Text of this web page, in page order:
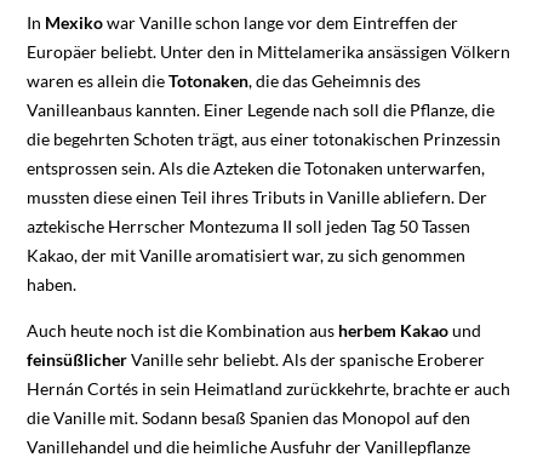
In Mexikowar Vanille schon lange vor dem Eintreffen der
Europäer beliebt. Unter den in Mittelamerika ansässigen Völkern
waren es allein dieTotonaken, die das Geheimnis des
Vanilleanbaus kannten. Einer Legende nach soll die Pflanze, die
die begehrten Schoten trägt, aus einer totonakischen Prinzessin
entsprossen sein. Als die Azteken die Totonaken unterwarfen,
mussten diese einen Teil ihres Tributs in Vanille abliefern. Der
aztekische Herrscher Montezuma II soll jeden Tag 50 Tassen
Kakao, der mit Vanille aromatisiert war, zu sich genommen
haben.
Auch heute noch ist die Kombination aus herbem Kakaound
feinsüßlicherVanille sehr beliebt. Als der spanische Eroberer
Hernán Cortés in sein Heimatland zurückkehrte, brachte er auch
die Vanille mit. Sodann besaß Spanien das Monopol auf den
Vanillehandel und die heimliche Ausfuhr der Vanillepflanze